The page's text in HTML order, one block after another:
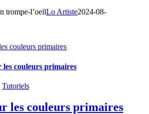
trompe-l’oeilLo Artiste2024-08-
couleurs primaires
les couleurs primaires
Tutoriels
les couleurs primaires